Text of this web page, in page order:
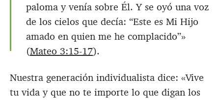
paloma y venía sobre Él. Y se oyó una voz
de los cielos que decía: “Este es Mi Hijo
amado en quien me he complacido”»
(Mateo 3:15-17).
Nuestra generación individualista dice: «Vive
tu vida y que no te importe lo que digan los